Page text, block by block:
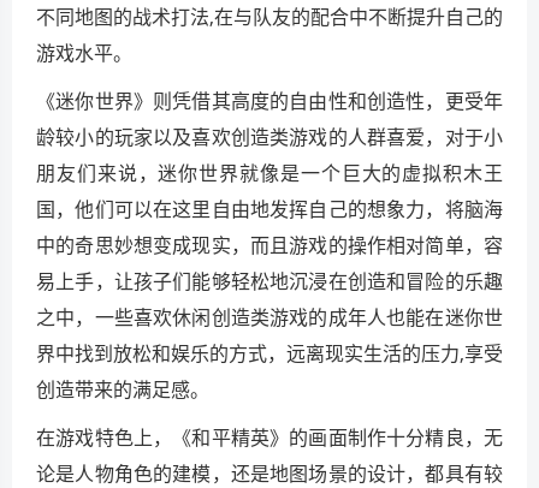
不同地图的战术打法,在与队友的配合中不断提升自己的
游戏水平。
《迷你世界》则凭借其高度的自由性和创造性，更受年
龄较小的玩家以及喜欢创造类游戏的人群喜爱，对于小
朋友们来说，迷你世界就像是一个巨大的虚拟积木王
国，他们可以在这里自由地发挥自己的想象力，将脑海
中的奇思妙想变成现实，而且游戏的操作相对简单，容
易上手，让孩子们能够轻松地沉浸在创造和冒险的乐趣
之中，一些喜欢休闲创造类游戏的成年人也能在迷你世
界中找到放松和娱乐的方式，远离现实生活的压力,享受
创造带来的满足感。
在游戏特色上，《和平精英》的画面制作十分精良，无
论是人物角色的建模，还是地图场景的设计，都具有较